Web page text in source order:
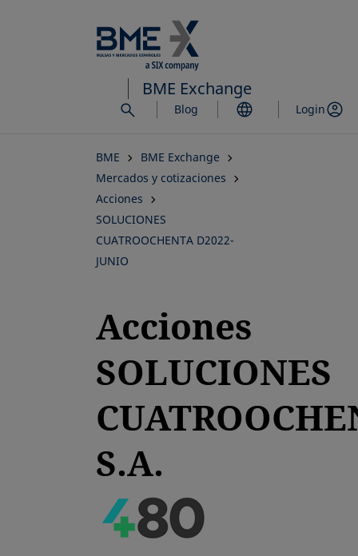
al
contenido
principal
BME Exchange
Blog Login
BME
BME Exchange
Mercados y cotizaciones
Acciones
SOLUCIONES
CUATROOCHENTA D2022-
JUNIO
Acciones
SOLUCIONES
S.A.